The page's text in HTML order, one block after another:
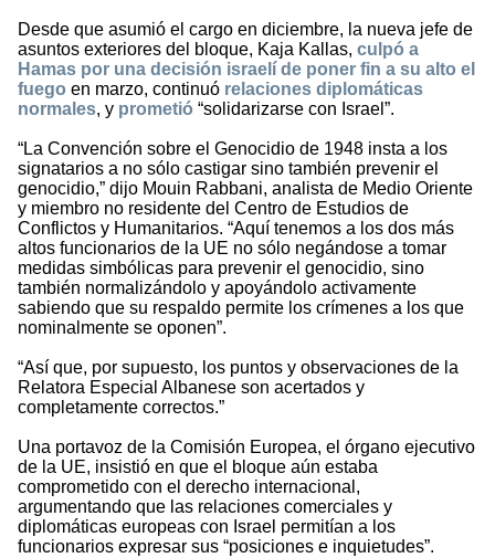
Desde que asumió el cargo en diciembre, la nueva jefe de
asuntos exteriores del bloque, Kaja Kallas, culpó a
Hamas por una decisión israelí de poner fin a su alto el
fuego en marzo, continuó relaciones diplomáticas
normales, y prometió “solidarizarse con Israel”.
“La Convención sobre el Genocidio de 1948 insta a los
signatarios a no sólo castigar sino también prevenir el
genocidio,” dijo Mouin Rabbani, analista de Medio Oriente
y miembro no residente del Centro de Estudios de
Conflictos y Humanitarios. “Aquí tenemos a los dos más
altos funcionarios de la UE no sólo negándose a tomar
medidas simbólicas para prevenir el genocidio, sino
también normalizándolo y apoyándolo activamente
sabiendo que su respaldo permite los crímenes a los que
nominalmente se oponen”.
“Así que, por supuesto, los puntos y observaciones de la
Relatora Especial Albanese son acertados y
completamente correctos.”
Una portavoz de la Comisión Europea, el órgano ejecutivo
de la UE, insistió en que el bloque aún estaba
comprometido con el derecho internacional,
argumentando que las relaciones comerciales y
diplomáticas europeas con Israel permitían a los
funcionarios expresar sus “posiciones e inquietudes”.